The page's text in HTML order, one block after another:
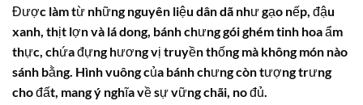
Được làm từ những nguyên liệu dân dã như gạo nếp, đậu
xanh, thịt lợn và lá dong, bánh chưng gói ghém tinh hoa ẩm
thực, chứa đựng hương vị truyền thống mà không món nào
sánh bằng. Hình vuông của bánh chưng còn tượng trưng
cho đất, mang ý nghĩa về sự vững chãi, no đủ.